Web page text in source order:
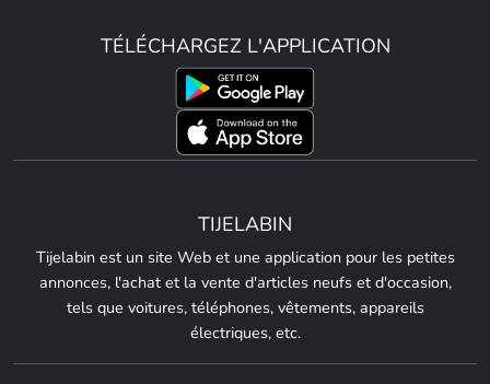
TÉLÉCHARGEZ L'APPLICATION
TIJELABIN
Tijelabin est un site Web et une application pour les petites
annonces, l'achat et la vente d'articles neufs et d'occasion,
tels que voitures, téléphones, vêtements, appareils
électriques, etc.